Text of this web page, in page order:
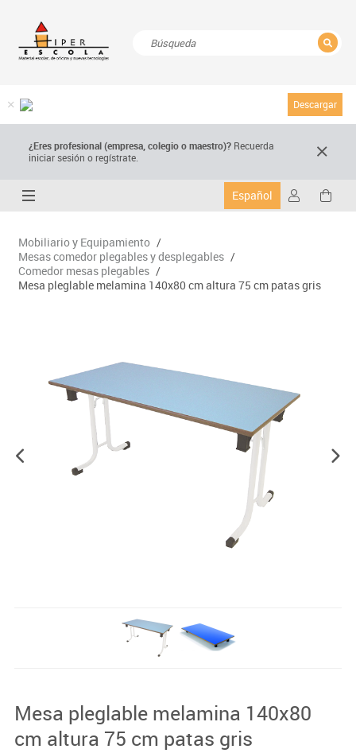
Descargar
¿Eres profesional (empresa, colegio o maestro)? Recuerda
iniciar sesión o regístrate.
Español
Mobiliario y Equipamiento /
Mesas comedor plegables y desplegables /
Comedor mesas plegables /
Mesa pleglable melamina 140x80 cm altura 75 cm patas gris
Mesa pleglable melamina 140x80
cm altura 75 cm patas gris